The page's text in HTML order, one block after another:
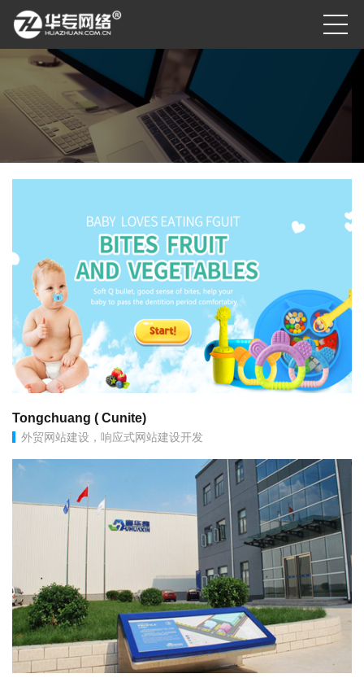
Tongchuang ( Cunite)
外贸网站建设，响应式网站建设开发